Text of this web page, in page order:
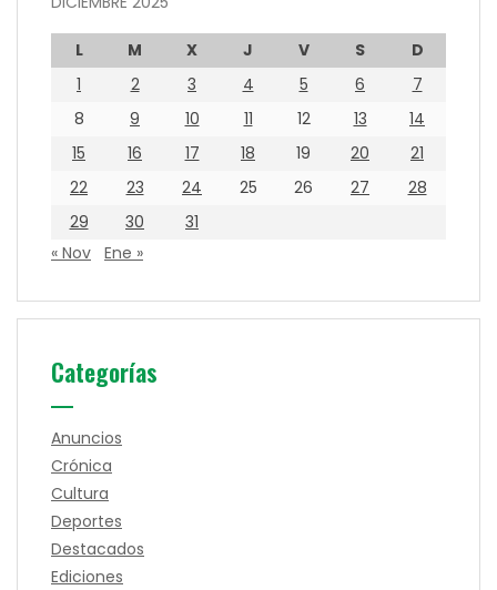
L M X J V S
D
1
2 3 4 5 6
7
8
9 10 11 12 13
14
15
16 17 18 19 20
21
22
23 24 25 26 27
28
29
30
31
« Nov Ene »
Categorías
Anuncios
Crónica
Cultura
Deportes
Destacados
Ediciones